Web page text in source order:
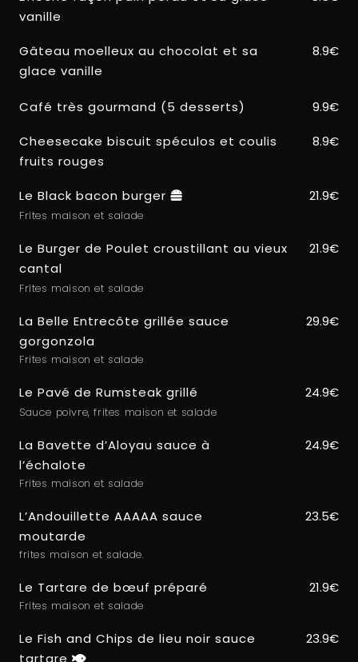
vanille
Gâteau moelleux au chocolat et sa
glace vanille
8.9€
Café très gourmand (5 desserts) 9.9€
Cheesecake biscuit spéculos et coulis
fruits rouges
8.9€
Le Black bacon burger
Frites maison et salade
21.9€
Le Burger de Poulet croustillant au vieux
cantal
Frites maison et salade
21.9€
La Belle Entrecôte grillée sauce
gorgonzola
Frites maison et salade
29.9€
Le Pavé de Rumsteak grillé
Sauce poivre, frites maison et salade
24.9€
La Bavette d’Aloyau sauce à
l’échalote
Frites maison et salade
24.9€
L’Andouillette AAAAA sauce
moutarde
frites maison et salade.
23.5€
Le Tartare de bœuf préparé
Frites maison et salade
21.9€
Le Fish and Chips de lieu noir sauce
23.9€